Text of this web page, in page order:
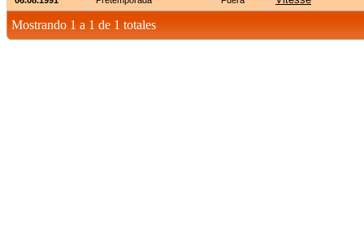
Mostrando 1 a 1 de 1 totales